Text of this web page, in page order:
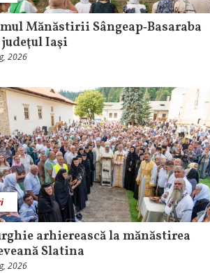
Mănăstirii Sângeap‑Basaraba
Iaşi
2026
arhierească la mănăstirea
Slatina
2026